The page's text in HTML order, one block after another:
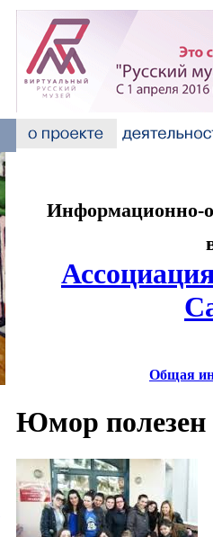
Информационно-
Общая
Юмор полезен